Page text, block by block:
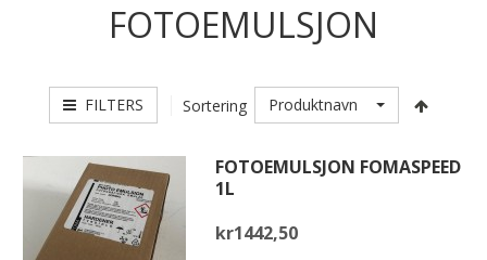
FOTOEMULSJON
FILTERS Sortering Produktnavn
FOTOEMULSJON FOMASPEED
1L
kr1442,50